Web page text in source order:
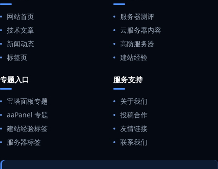
网站首页
技术文章
新闻动态
标签页
服务器测评
云服务器内容
高防服务器
建站经验
专题入口
宝塔面板专题
aaPanel 专题
建站经验标签
服务器标签
服务支持
关于我们
投稿合作
友情链接
联系我们